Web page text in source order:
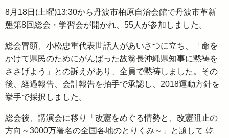
8月18日(土曜)13:30から丹波市柏原自治会館で丹波市革新
懇第8回総会・学習会が開かれ、55人が参加しました。
総会冒頭、小松忠重代表世話人があいさつに立ち、「命を
かけて県民のためにがんばった故翁長沖縄県知事に黙祷を
ささげよう」との訴えがあり、全員で黙祷しました。その
後、経過報告、会計報告を拍手で承認し、2018運動方針を
挙手で採択しました。
総会後、講演会に移り「改憲をめぐる情勢と、改憲阻止の
方向～3000万署名の全国各地のとりくみ～」と題して 乾